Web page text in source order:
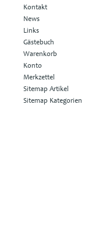
Kontakt
News
Links
Gästebuch
Warenkorb
Konto
Merkzettel
Sitemap Artikel
Sitemap Kategorien